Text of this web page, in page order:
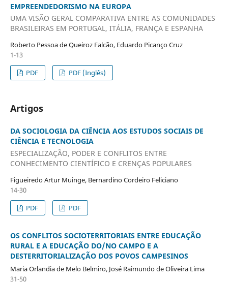
EMPREENDEDORISMO NA EUROPA
UMA VISÃO GERAL COMPARATIVA ENTRE AS COMUNIDADES
BRASILEIRAS EM PORTUGAL, ITÁLIA, FRANÇA E ESPANHA
Roberto Pessoa de Queiroz Falcão, Eduardo Picanço Cruz
1-13
PDF
PDF (Inglês)
Artigos
DA SOCIOLOGIA DA CIÊNCIA AOS ESTUDOS SOCIAIS DE
CIÊNCIA E TECNOLOGIA
ESPECIALIZAÇÃO, PODER E CONFLITOS ENTRE
CONHECIMENTO CIENTÍFICO E CRENÇAS POPULARES
Figueiredo Artur Muinge, Bernardino Cordeiro Feliciano
14-30
PDF
PDF
OS CONFLITOS SOCIOTERRITORIAIS ENTRE EDUCAÇÃO
RURAL E A EDUCAÇÃO DO/NO CAMPO E A
DESTERRITORIALIZAÇÃO DOS POVOS CAMPESINOS
Maria Orlandia de Melo Belmiro, José Raimundo de Oliveira Lima
31-50